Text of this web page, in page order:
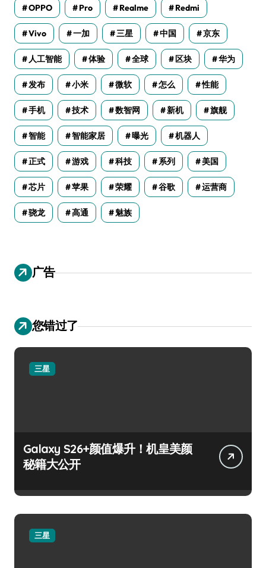
OPPO Pro Realme Redmi
Vivo 一加 三星 中国 京东
人工智能 体验 全球 区块 华为
发布 小米 微软 怎么 性能
手机 技术 数智网 新机 旗舰
智能 智能家居 曝光 机器人
正式 游戏 科技 系列 美国
芯片 苹果 荣耀 谷歌 运营商
骁龙 高通 魅族
广告
您错过了
三星
Galaxy S26+颜值爆升！机皇美颜
秘籍大公开
三星